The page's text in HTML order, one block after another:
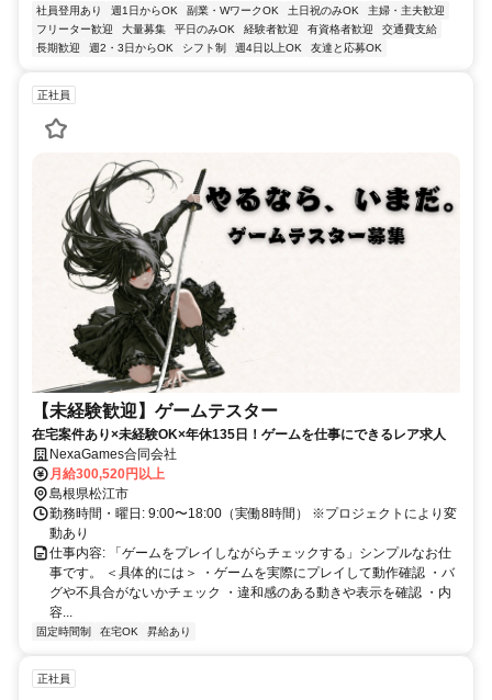
社員登用あり 週1日からOK 副業・WワークOK 土日祝のみOK
主婦・主夫歓迎
フリーター歓迎
大量募集 平日のみOK 経験者歓迎 有資格者歓迎
交通費支給
長期歓迎
週2・3日からOK シフト制 週4日以上OK 友達と応募OK
正社員
【未経験歓迎】ゲームテスター
在宅案件あり×未経験OK×年休135日！ゲームを仕事にできるレア求人
NexaGames合同会社
月給300,520円以上
島根県松江市
勤務時間・曜日: 9:00〜18:00（実働8時間） ※プロジェクトにより変
動あり
仕事内容: 「ゲームをプレイしながらチェックする」シンプルなお仕
事です。 ＜具体的には＞ ・ゲームを実際にプレイして動作確認 ・バ
グや不具合がないかチェック ・違和感のある動きや表示を確認 ・内
容...
固定時間制 在宅OK 昇給あり
正社員